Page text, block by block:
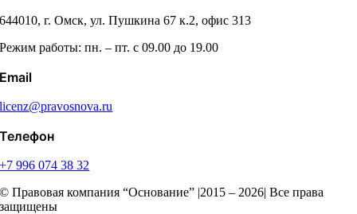
644010, г. Омск, ул. Пушкина 67 к.2, офис 313
Режим работы: пн. – пт. с 09.00 до 19.00
Email
licenz@pravosnova.ru
Телефон
+7 996 074 38 32
© Правовая компания “Основание” |2015 – 2026| Все права
защищены